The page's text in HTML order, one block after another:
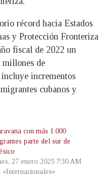
récord hacia Estados
y Protección Fronteriza
fiscal de 2022 un
millones de
incrementos
cubanos y
con más 1.000
parte del sur de
27 enero 2025 7:30 AM
«Internacionales»